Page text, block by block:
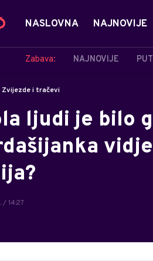
NASLOVNA NAJNOVIJE
Zabava: NAJNOVIJE
Zvijezde i tračevi
ljudi je bilo
/ 14:27